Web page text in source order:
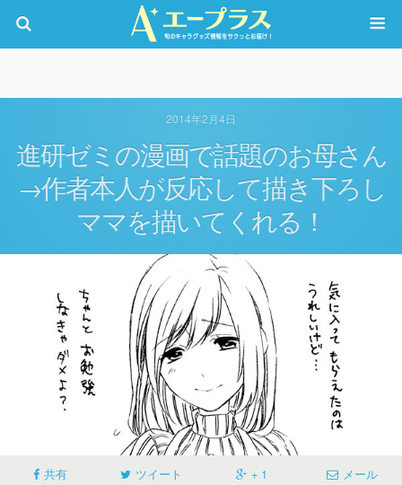
2014年2月4日
進研ゼミの漫画で話題のお母さん
→作者本人が反応して描き下ろし
ママを描いてくれる！
共有 ツイート + 1 メール